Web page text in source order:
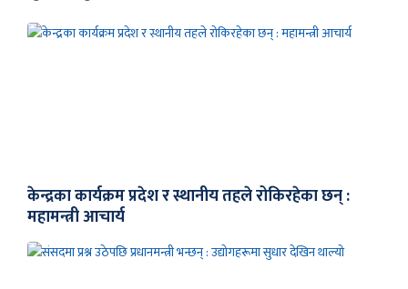
केन्द्रका कार्यक्रम प्रदेश र स्थानीय तहले रोकिरहेका छन् :
महामन्त्री आचार्य